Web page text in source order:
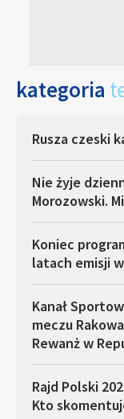
kategoria
Rusza czeski
Nie żyje
Morozowski.
Koniec
latach emisji
Kanał
meczu
Rewanż w
Rajd Polski
Kto